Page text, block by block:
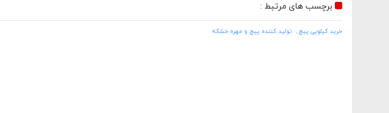
برچسب های مرتبط :
خرید کیلویی پیچ تولید کننده پیچ و مهره خشکه